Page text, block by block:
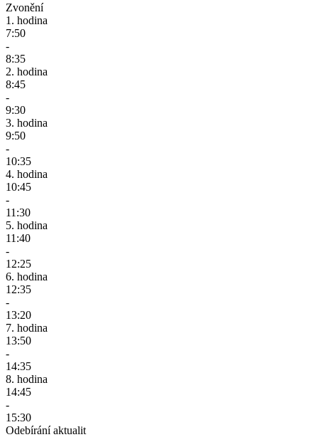
Zvonění
1. hodina
7:50
-
8:35
2. hodina
8:45
-
9:30
3. hodina
9:50
-
10:35
4. hodina
10:45
-
11:30
5. hodina
11:40
-
12:25
6. hodina
12:35
-
13:20
7. hodina
13:50
-
14:35
8. hodina
14:45
-
15:30
Odebírání aktualit